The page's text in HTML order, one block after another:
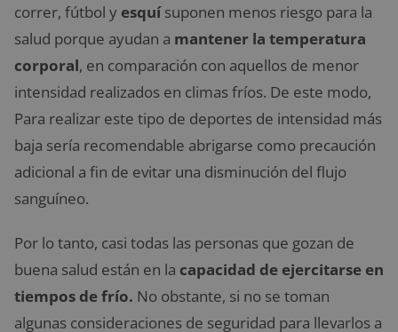
correr, fútbol y esquísuponen menos riesgo para la
salud porque ayudan a mantener la temperatura
corporal, en comparación con aquellos de menor
intensidad realizados en climas fríos. De este modo,
Para realizar este tipo de deportes de intensidad más
baja sería recomendable abrigarse como precaución
adicional a fin de evitar una disminución del flujo
sanguíneo.
Por lo tanto, casi todas las personas que gozan de
buena salud están en la capacidad de ejercitarse en
tiempos de frío. No obstante, si no se toman
algunas consideraciones de seguridad para llevarlos a